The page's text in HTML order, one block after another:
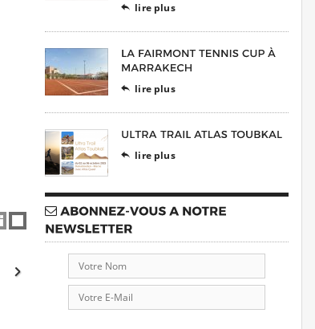
 lire plus
 lire plus
 lire plus